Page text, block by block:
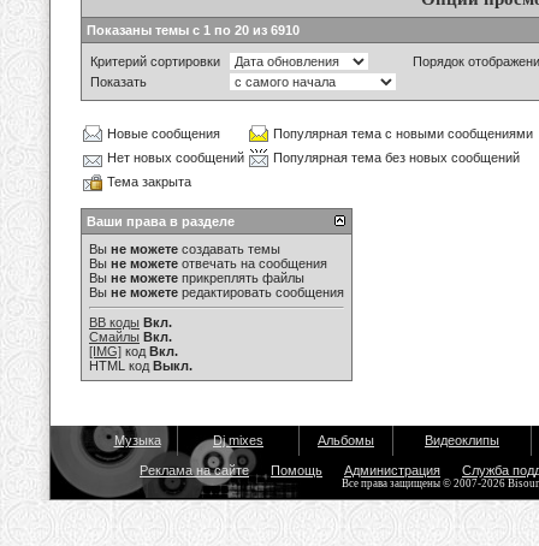
Показаны темы с 1 по 20 из 6910
Критерий сортировки
Порядок
Показать
Новые сообщения
Популярная тема с новыми сообщениями
Нет новых сообщений
Популярная тема без новых сообщений
Тема закрыта
Ваши права в разделе
Вы не можете создавать темы
Вы не можете отвечать на сообщения
Вы не можете прикреплять файлы
Вы не можете редактировать сообщения
BB коды Вкл.
Смайлы Вкл.
[IMG] код Вкл.
HTML код Выкл.
Музыка Dj mixes Альбомы Видеоклипы
Реклама на сайте Помощь Администрация Служба
Все права защищены © 2007-2026